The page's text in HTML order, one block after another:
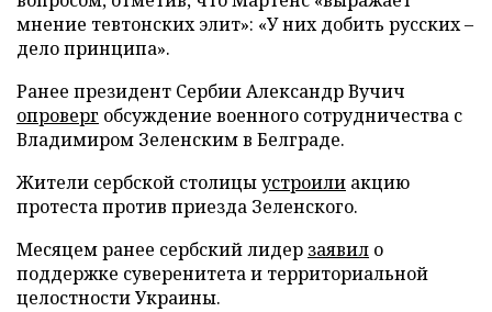
мнение тевтонских элит»: «У них добить русских –
дело принципа».
Ранее президент Сербии Александр Вучич
опроверг обсуждение военного сотрудничества с
Владимиром Зеленским в Белграде.
Жители сербской столицыустроили акцию
протеста против приезда Зеленского.
Месяцем ранее сербский лидер заявил о
поддержке суверенитета и территориальной
целостности Украины.